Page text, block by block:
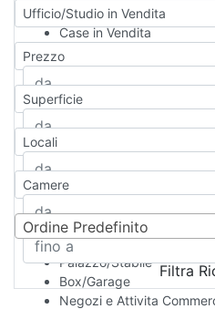
Ufficio/Studio in Vendita
Case in Vendita
Qualsiasi
Appartamento
Casa indipendente
Casa Semi-indipendente
Attico/Mansarda
Rustico/Casale
Camera d'Albergo
Multiproprietà
Palazzo/Stabile
Box/Garage
Negozi e Attivita
Prezzo
Superficie
Locali
Camere
Ordine Predefinito
Filtra